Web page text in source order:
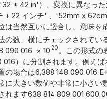
* 42 in'）、変換に異なった
+ 22 インチ' 、'52mm x
は当然互いに適合し、意味を
の数」横にチェックされて
090 016 × 10 20 。この形式の
016）に分割されます。例え
の場合は6,388 148 090 016
に大きい数値や非常に小さ
れます638 814 809 001 600